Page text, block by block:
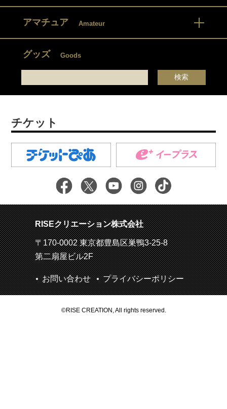
アマチュア Amateur
グッズ Goods
チケット
RISEクリエーション株式会社
〒170-0002 東京都豊島区巣鴨3-25-8
第二扇屋ビル2F
お問い合わせ プライバシーポリシー
©RISE CREATION, All rights reserved.